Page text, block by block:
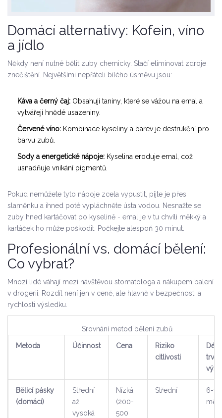
Domácí alternativy: Kofein, víno
a jídlo
Někdy není nutné bělit zuby chemicky. Stačí eliminovat zdroje
znečištění. Největšími nepřáteli bílého úsměvu jsou:
Káva a černý čaj: Obsahují taniny, které se vážou na emal a
vytvářejí hnědé usazeniny.
Červené víno: Kombinace kyseliny a barev je destrukční pro
barvu zubů.
Sody a energetické nápoje: Kyselina eroduje emal, což
usnadňuje vnikání pigmentů.
Pokud nemůžete tyto nápoje zcela vypustit, pijte je přes
slaměnku a ihned poté vypláchněte ústa vodou. Nesnažte se
zuby hned kartáčovat po kyselině - emal je v tu chvíli měkký a
kartáček ho může poškodit. Počkejte alespoň 30 minut.
Profesionální vs. domácí bělení:
Co vybrat?
Mnozí lidé váhají mezi návštěvou stomatologa a nákupem balení
v drogerii. Rozdíl není jen v ceně, ale hlavně v bezpečnosti a
rychlosti výsledku.
Srovnání metod bělení zubů
Metoda Účinnost Cena
Riziko
citlivosti
Bělicí pásky
(domácí)
Střední
až
vysoká
Nízká
(200-
500
Střední
6-12